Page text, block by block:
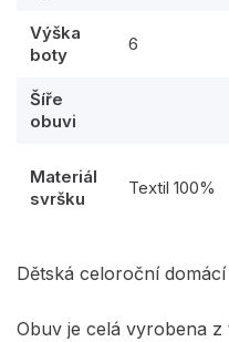
Výška
boty
6
Šíře
obuvi
Materiál
svršku
Textil 100%
Dětská celoroční
Obuv je celá vyrobena z